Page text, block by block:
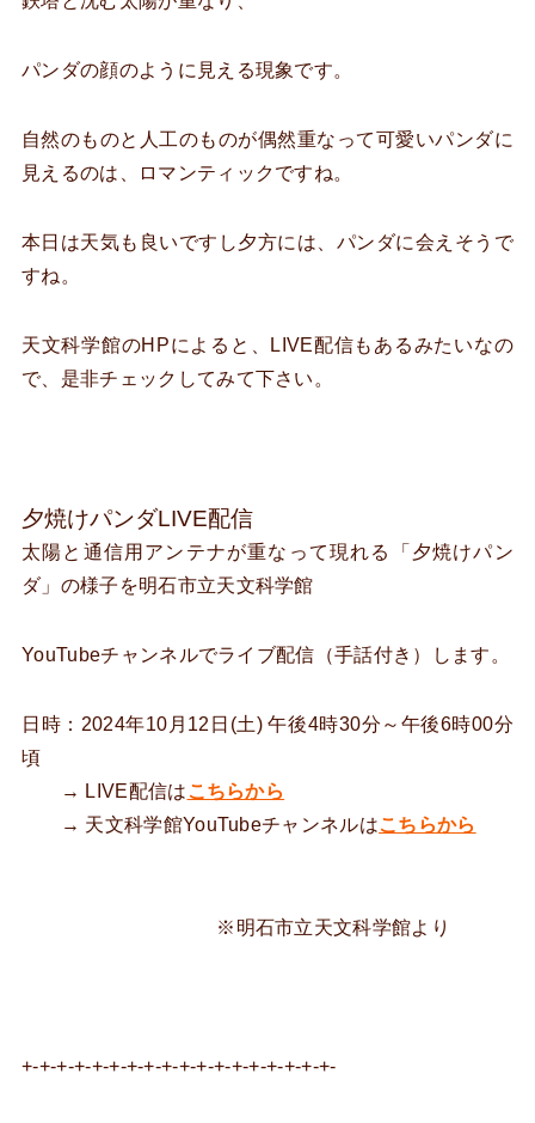
パンダの顔のように見える現象です。
自然のものと人工のものが偶然重なって可愛いパンダに
見えるのは、ロマンティックですね。
本日は天気も良いですし夕方には、パンダに会えそうで
すね。
天文科学館のHPによると、LIVE配信もあるみたいなの
で、是非チェックしてみて下さい。
夕焼けパンダLIVE配信
太陽と通信用アンテナが重なって現れる「夕焼けパン
ダ」の様子を明石市立天文科学館
YouTubeチャンネルでライブ配信（手話付き）します。
日時：2024年10月12日(土) 午後4時30分～午後6時00分
頃
→ LIVE配信はこちらから
→ 天文科学館YouTubeチャンネルはこちらから
※明石市立天文科学館より
+-+-+-+-+-+-+-+-+-+-+-+-+-+-+-+-+-+-